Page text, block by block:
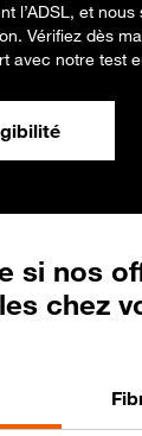
l’ADSL, et
Vérifiez dès
avec notre test
si nos
chez